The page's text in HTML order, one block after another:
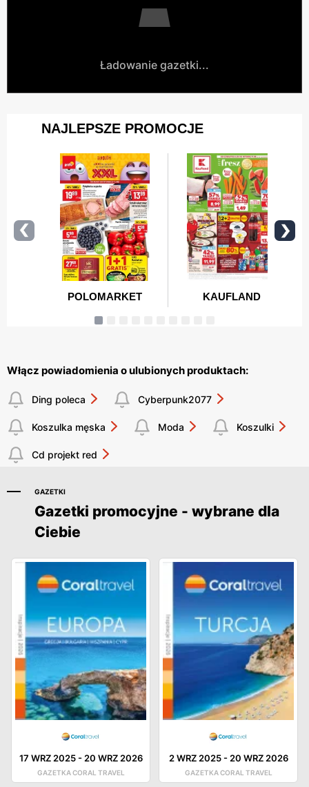
Ładowanie gazetki...
Włącz powiadomienia o ulubionych produktach:
Ding poleca Cyberpunk2077
Koszulka męska Moda Koszulki
Cd projekt red
GAZETKI
Gazetki promocyjne - wybrane dla
Ciebie
17 WRZ 2025- 20 WRZ 2026
GAZETKA CORAL TRAVEL
2 WRZ 2025- 20 WRZ 2026
GAZETKA CORAL TRAVEL